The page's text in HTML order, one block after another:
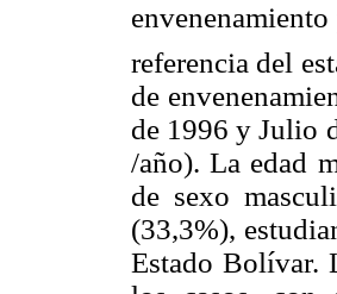
referencia del
de
de 1996 y Julio
/año). La edad
de sexo
(33,3%),
Estado Bolívar.